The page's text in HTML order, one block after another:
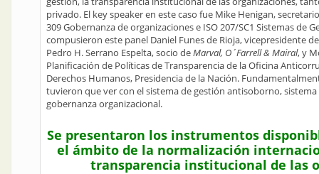
privado. El key speaker en este caso fue Mike Henigan,
309 Gobernanza de organizaciones e ISO 207/SC1 Sistemas de
compusieron este panel Daniel Funes de Rioja, vicepresidente
Pedro H. Serrano Espelta, socio deMarval, O´Farrell & Mairal, y
Planificación de Políticas de Transparencia de la Oficina
Derechos Humanos, Presidencia de la Nación.
tuvieron que ver con el sistema de gestión antisoborno,
gobernanza organizacional.
Se presentaron los instrumentos
el ámbito de la normalización
transparencia institucional de las